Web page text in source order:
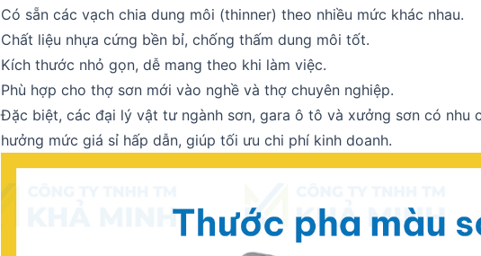
Có sẵn các vạch chia dung môi (thinner) theo nhiều mức khác nhau.
Chất liệu nhựa cứng bền bỉ, chống thấm dung môi tốt.
Kích thước nhỏ gọn, dễ mang theo khi làm việc.
Phù hợp cho thợ sơn mới vào nghề và thợ chuyên nghiệp.
Đặc biệt, các đại lý vật tư ngành sơn, gara ô tô và xưởng sơn có nhu
hưởng mức giá sỉ hấp dẫn, giúp tối ưu chi phí kinh doanh.